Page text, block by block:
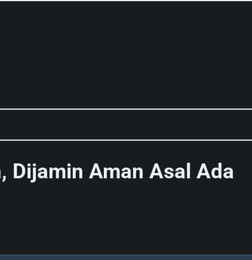
Dijamin Aman Asal Ada